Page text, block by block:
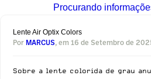
Procurando
Lente Air Optix Colors
Por MARCUS, em 16 de Setembro de
Sobre a lente colorida de grau